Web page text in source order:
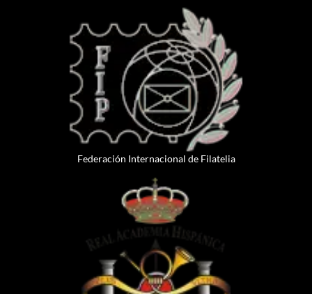
Federación Internacional de Filatelia